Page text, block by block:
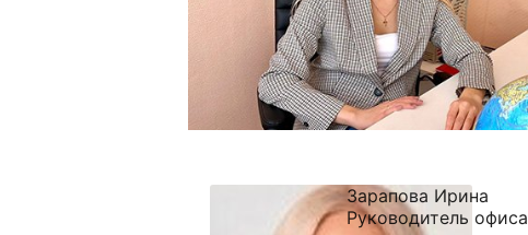
Зарапова Ирина
Руководитель офиса